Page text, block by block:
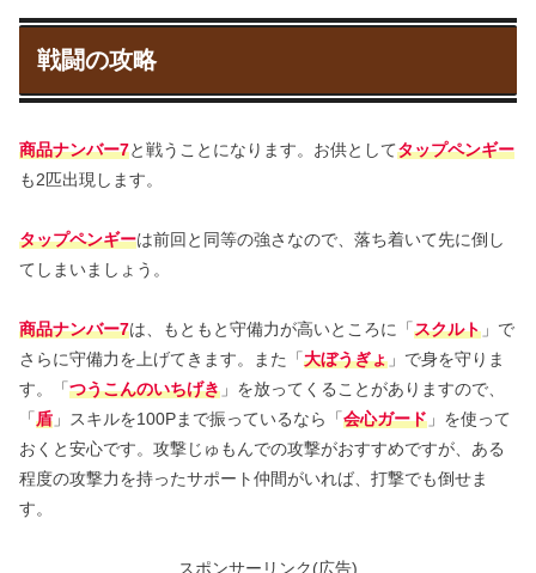
戦闘の攻略
商品ナンバー7と戦うことになります。お供としてタップペンギー
も2匹出現します。
タップペンギーは前回と同等の強さなので、落ち着いて先に倒し
てしまいましょう。
商品ナンバー7は、もともと守備力が高いところに「スクルト 」で
さらに守備力を上げてきます。また「大ぼうぎょ 」で身を守りま
す。「つうこんのいちげき 」を放ってくることがありますので、
「盾 」スキルを100Pまで振っているなら「会心ガード 」を使って
おくと安心です。攻撃じゅもんでの攻撃がおすすめですが、ある
程度の攻撃力を持ったサポート仲間がいれば、打撃でも倒せま
す。
スポンサーリンク(広告)